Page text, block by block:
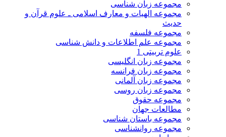
مجموعه زبان شناسی
مجموعه الهیات و معارف اسلامی ـ علوم قرآن و
حدیث
مجموعه فلسفه
مجموعه علم اطلاعات و دانش شناسی
علوم تربیتی 1
مجموعه زبان انگلیسی
مجموعه زبان فرانسه
مجموعه زبان آلمانی
مجموعه زبان روسی
مجموعه حقوق
مطالعات جهان
مجموعه باستان شناسی
مجموعه روانشناسی